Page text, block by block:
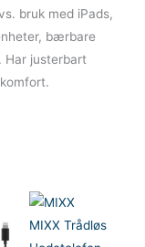
bruk med iPads,
bærbare
Har justerbart